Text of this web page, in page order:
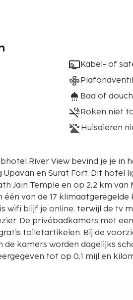
Kabel- of
Bad of
Roken niet
Huisdieren
River View bevind je je in
Fort. Dit hotel ligt op 1,8 km van Old
Jain Temple en op 2,2 km van
één van de 17
wifi blijf je online, terwijl de tv
De privébadkamers met
toiletartikelen. Bij de
de kamers worden dagelijks
tot op 0,1 mijl en